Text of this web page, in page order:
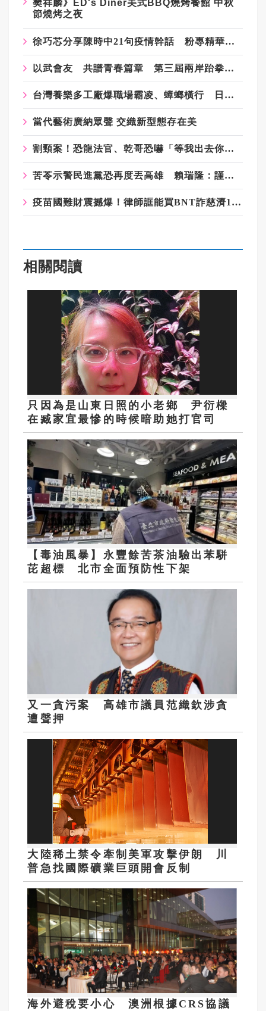
樊祥麟》ED's Diner美式BBQ燒烤餐館 中秋
節燒烤之夜
​徐巧芯分享陳時中21句疫情幹話 粉專精華剪輯引網嘆：當時真的是囂張
以武會友 共譜青春篇章 第三屆兩岸跆拳道交流賽開賽
台灣養樂多工廠爆職場霸凌、蟑螂橫行 日籍吹哨者反被調查罹憂鬱症
當代藝術廣納眾聲 交織新型態存在美
割頸案！恐龍法官、乾哥恐嚇「等我出去你就知」掀眾怒 兇嫌爸媽被肉搜
苦苓示警民進黨恐再度丟高雄 賴瑞隆：謹慎看待
疫苗國難財震撼爆！律師誆能買BNT詐慈濟10億 豪宅起出158公斤黃金
相關閱讀
只因為是山東日照的小老鄉 尹衍樑
在臧家宜最慘的時候暗助她打官司
【毒油風暴】永豐餘苦茶油驗出苯駢
芘超標 北市全面預防性下架
又一貪污案 高雄市議員范織欽涉貪
遭聲押
大陸稀土禁令牽制美軍攻擊伊朗 川
普急找國際礦業巨頭開會反制
海外避稅要小心 澳洲根據CRS協議